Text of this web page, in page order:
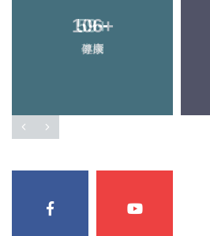
106+
健康